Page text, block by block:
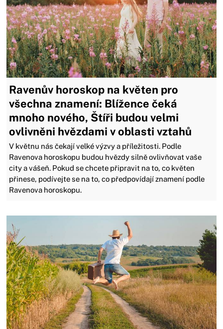
Ravenův horoskop na květen pro
všechna znamení: Blížence čeká
mnoho nového, Štíři budou velmi
ovlivněni hvězdami v oblasti vztahů
V květnu nás čekají velké výzvy a příležitosti. Podle
Ravenova horoskopu budou hvězdy silně ovlivňovat vaše
city a vášeň. Pokud se chcete připravit na to, co květen
přinese, podívejte se na to, co předpovídají znamení podle
Ravenova horoskopu.